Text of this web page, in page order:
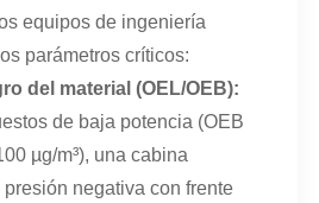
equipos de ingeniería
parámetros críticos:
del material (OEL/OEB):
de baja potencia (OEB
µg/m³), una cabina
negativa con frente